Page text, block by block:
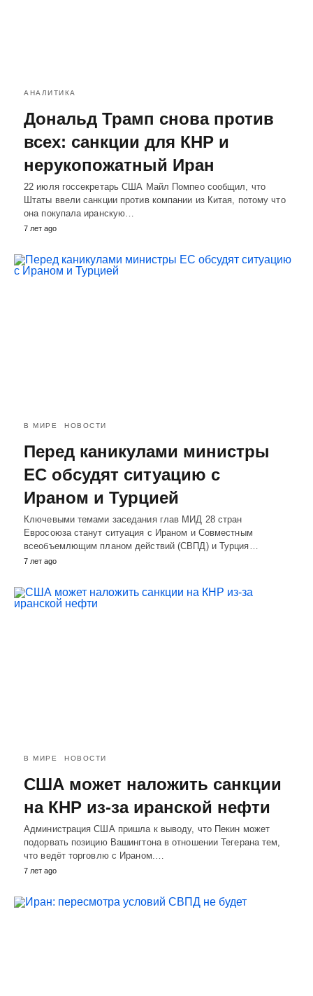
АНАЛИТИКА
Дональд Трамп снова против
всех: санкции для КНР и
нерукопожатный Иран
22 июля госсекретарь США Майл Помпео сообщил, что
Штаты ввели санкции против компании из Китая, потому что
она покупала иранскую…
7 лет ago
В МИРЕ НОВОСТИ
Перед каникулами министры
ЕС обсудят ситуацию с
Ираном и Турцией
Ключевыми темами заседания глав МИД 28 стран
Евросоюза станут ситуация с Ираном и Совместным
всеобъемлющим планом действий (СВПД) и Турция…
7 лет ago
В МИРЕ НОВОСТИ
США может наложить санкции
на КНР из-за иранской нефти
Администрация США пришла к выводу, что Пекин может
подорвать позицию Вашингтона в отношении Тегерана тем,
что ведёт торговлю с Ираном.…
7 лет ago